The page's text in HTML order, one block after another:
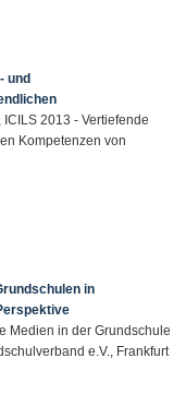
und
ICILS 2013 - Vertiefende
Kompetenzen von
in
Medien in der Grundschule
e.V., Frankfurt